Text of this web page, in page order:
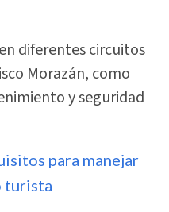
diferentes circuitos
Morazán, como
y seguridad
para manejar
turista